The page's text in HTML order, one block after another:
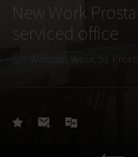
New Work
serviced office
Warsaw, Wola, 51